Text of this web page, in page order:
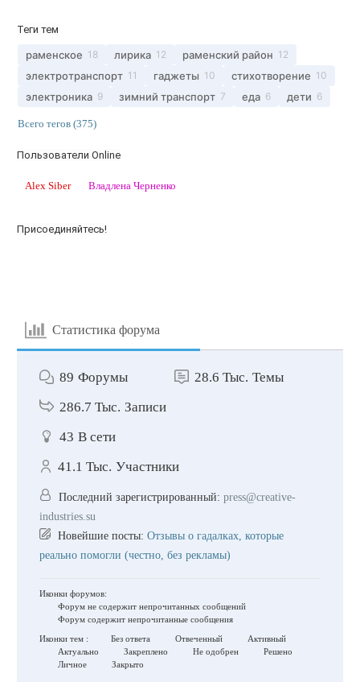
Теги тем
раменское 18 лирика 12 раменский район 12
электротранспорт 11 гаджеты 10 стихотворение 10
электроника 9 зимний транспорт 7 еда 6 дети 6
Всего тегов (375)
Пользователи Online
Alex Siber Владлена Черненко
Присоединяйтесь!
Статистика форума
89 Форумы 28.6 Тыс. Темы
286.7 Тыс. Записи
43 В сети
41.1 Тыс. Участники
Последний зарегистрированный: press@creative-
industries.su
Новейшие посты: Отзывы о гадалках, которые
реально помогли (честно, без рекламы)
Иконки форумов:
Форум не содержит непрочитанных сообщений
Форум содержит непрочитанные сообщения
Иконки тем :
Без ответа Отвеченный
Активный
Актуально
Закреплено Не одобрен
Решено
Личное
Закрыто